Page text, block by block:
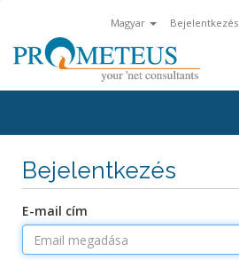
Magyar Bejelentkezés
Bejelentkezés
E-mail cím